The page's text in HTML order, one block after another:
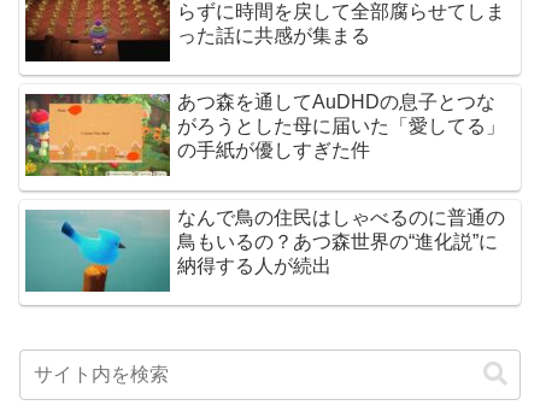
らずに時間を戻して全部腐らせてしま
った話に共感が集まる
あつ森を通してAuDHDの息子とつな
がろうとした母に届いた「愛してる」
の手紙が優しすぎた件
なんで鳥の住民はしゃべるのに普通の
鳥もいるの？あつ森世界の“進化説”に
納得する人が続出